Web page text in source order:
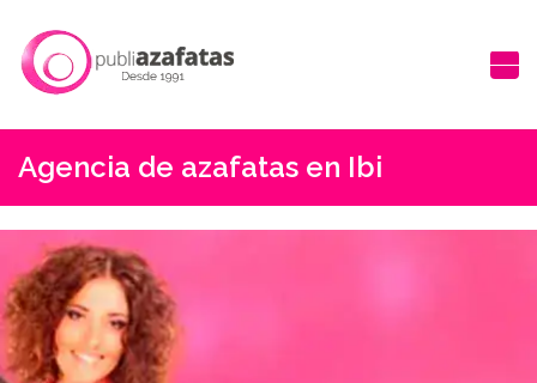
Agencia de azafatas en Ibi